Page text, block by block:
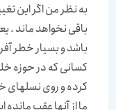
به نظر من اگر این
باقی نخواهد ماند .
باشد و بسیار خطر
کسانی که در حوزه
کرده و روی نسلهای
ما از آنها عقب مانده